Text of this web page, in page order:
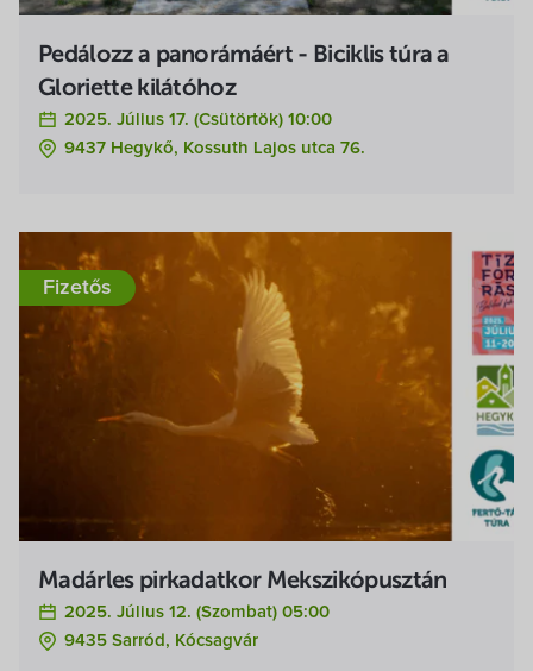
Pedálozz a panorámáért - Biciklis túra a
Gloriette kilátóhoz
2025. Július 17. (csütörtök) 10:00
9437 Hegykő, Kossuth Lajos utca 76.
Fizetős
Madárles pirkadatkor Mekszikópusztán
2025. Július 12. (szombat) 05:00
9435 Sarród, Kócsagvár